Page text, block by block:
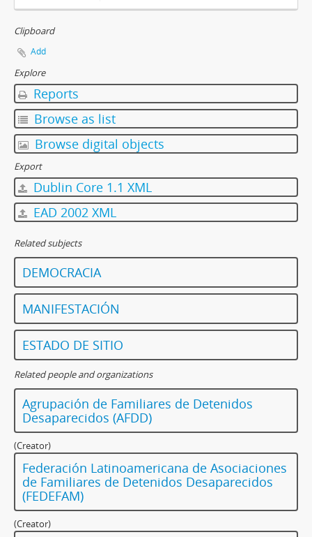
Clipboard
Add
Explore
Reports
Browse as list
Browse digital objects
Export
Dublin Core 1.1 XML
EAD 2002 XML
Related subjects
DEMOCRACIA
MANIFESTACIÓN
ESTADO DE SITIO
Related people and organizations
Agrupación de Familiares de Detenidos
Desaparecidos (AFDD)
(Creator)
Federación Latinoamericana de Asociaciones
de Familiares de Detenidos Desaparecidos
(FEDEFAM)
(Creator)